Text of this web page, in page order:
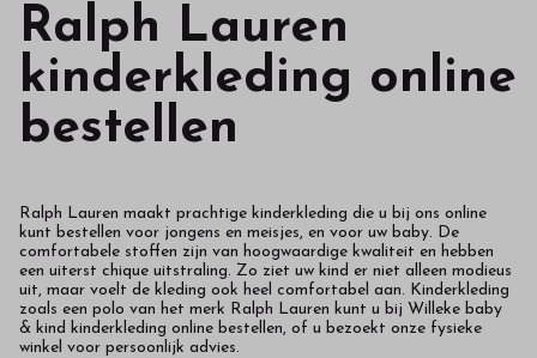
Ralph Lauren
kinderkleding online
bestellen
Ralph Lauren maakt prachtige kinderkleding die u bij ons online
kunt bestellen voor jongens en meisjes, en voor uw baby. De
comfortabele stoffen zijn van hoogwaardige kwaliteit en hebben
een uiterst chique uitstraling. Zo ziet uw kind er niet alleen modieus
uit, maar voelt de kleding ook heel comfortabel aan. Kinderkleding
zoals een polo van het merk Ralph Lauren kunt u bij Willeke baby
& kind kinderkleding online bestellen, of u bezoekt onze fysieke
winkel voor persoonlijk advies.